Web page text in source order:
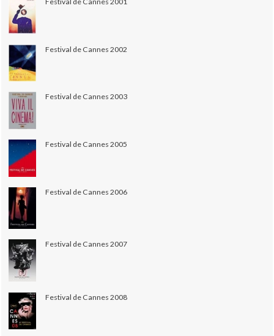
Festival de Cannes 2002
Festival de Cannes 2003
Festival de Cannes 2005
Festival de Cannes 2006
Festival de Cannes 2007
Festival de Cannes 2008